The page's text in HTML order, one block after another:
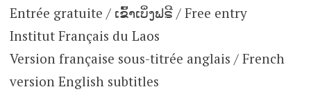
Entrée gratuite / ເຂົ້າເບິ່ງຟຣີ / Free entry
Institut Français du Laos
Version française sous-titrée anglais / French
version English subtitles